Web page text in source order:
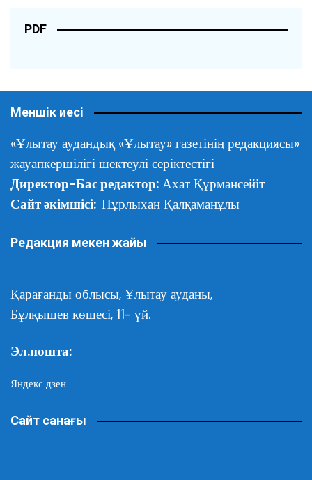
PDF
Меншік иесі
«Ұлытау аудандық «Ұлытау» газетінің редакциясы»
жауапкершілігі шектеулі серіктестігі
Директор-Бас редактор: Ахат Құрмансейіт
Сайт әкімшісі: Нұрлыхан Қалқаманұлы
Редакция мекен жайы
Қарағанды облысы, Ұлытау ауданы,
Бұлқышев көшесі, 11- үй.
Эл.пошта:
Яндекс дзен
Сайт санағы